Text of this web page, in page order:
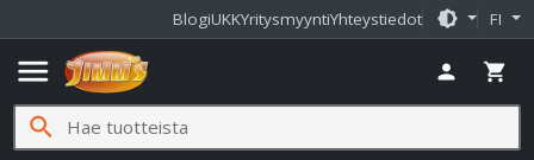
BlogiUKKYritysmyyntiYhteystiedot brightness_medium FI
menu person shopping_cart
search